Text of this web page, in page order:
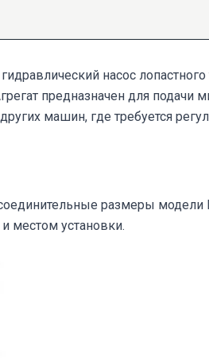
насос
предназначен для подачи
машин, где требуется
размеры
местом установки.